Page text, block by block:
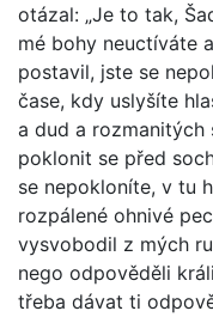
otázal: „Je to tak,
mé bohy neuctíváte
postavil, jste se
čase, kdy uslyšíte
a dud a rozmanitých
poklonit se před
se nepokloníte, v tu
rozpálené ohnivé
vysvobodil z mých
nego odpověděli
třeba dávat ti